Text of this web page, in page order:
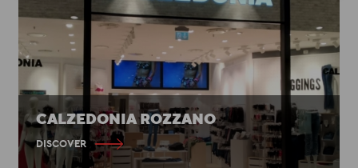
CALZEDONIA ROZZANO
DISCOVER